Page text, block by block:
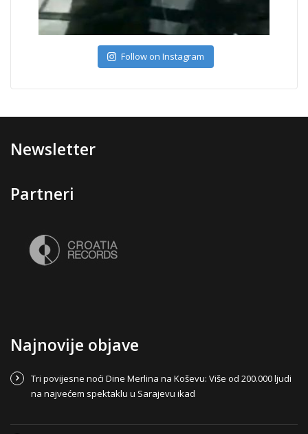
Follow on Instagram
Newsletter
Partneri
Najnovije objave
Tri povijesne noći Dine Merlina na Koševu: Više od 200.000 ljudi
na najvećem spektaklu u Sarajevu ikad